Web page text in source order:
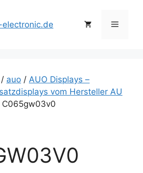
Menü
/ auo / AUO Displays –
vom Hersteller AU
C065gw03v0